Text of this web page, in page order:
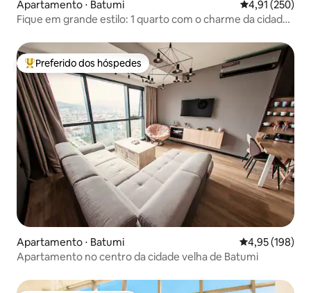
Apartamento ⋅ Batumi 4,91 de uma
4,91 (250)
Fique em grande estilo: 1 quarto com o charme da cidade
Entre os melhores preferidos dos hóspedes
Preferido dos hóspedes
Apartamento ⋅ Batumi 4,95 de uma
4,95 (198)
Apartamento no centro da cidade velha de Batumi